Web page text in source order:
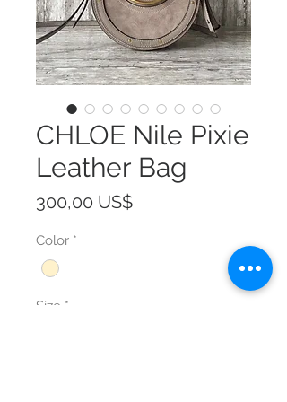
CHLOE Nile Pixie
Leather Bag
300,00 US$Precio
Color *
Size *